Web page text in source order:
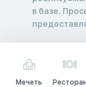
в базе.
Мечеть